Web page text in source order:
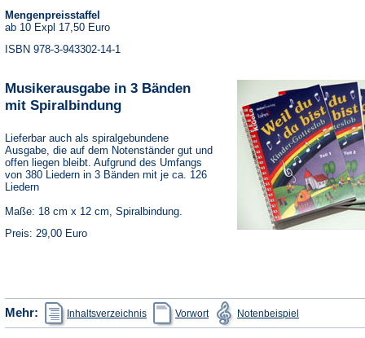
Mengenpreisstaffel
ab 10 Expl 17,50 Euro
ISBN 978-3-943302-14-1
Musikerausgabe in 3 Bänden
mit Spiralbindung
Lieferbar auch als spiralgebundene
Ausgabe, die auf dem Notenständer gut und
offen liegen bleibt. Aufgrund des Umfangs
von 380 Liedern in 3 Bänden mit je ca. 126
Liedern
Maße: 18 cm x 12 cm, Spiralbindung.
Preis: 29,00 Euro
Mehr: Inhaltsverzeichnis
(Öffnet
in
einem
Vorwort
(Öffnet
in
einem
Notenbeispiel in
einem